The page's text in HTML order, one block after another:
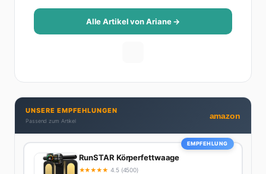
Reise-Tipps über Food-Trends bis hin zu
Beziehungsratgebern, die auch Männer gerne lesen.
Ihre Geheimwaffe: Sie weiß genau, was Frauen an
Brunch-Spot der Stadt. Ihre Interior-Tipps basieren
auf echter Erfahrung – ihre Wohnung wurde schon
zweimal in Design-Blogs gefeatured.
Alle Artikel von Ariane →
UNSERE EMPFEHLUNGEN
Passend zum Artikel
amazon
EMPFEHLUNG
RunSTAR Körperfettwaage
★★★★★ 4.5 (4500)